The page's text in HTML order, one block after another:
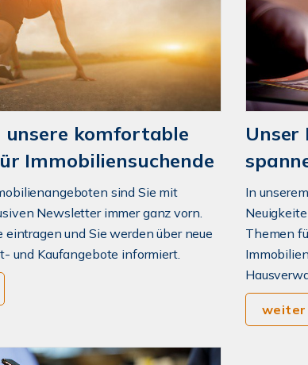
unsere komfortable
Immobiliensuchende
sind Sie mit
Newsletter immer ganz vorn.
eintragen und Sie werden über neue
und Kaufangebote informiert.
In
Themen
weiter